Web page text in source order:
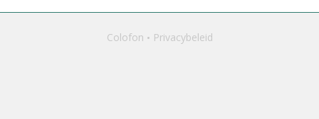
Colofon Privacybeleid